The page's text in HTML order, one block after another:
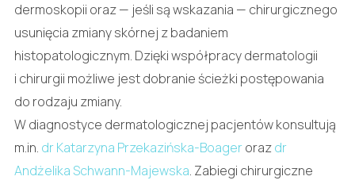
dermoskopii oraz — jeśli są wskazania — chirurgicznego
usunięcia zmiany skórnej z badaniem
histopatologicznym. Dzięki współpracy dermatologii
i chirurgii możliwe jest dobranie ścieżki postępowania
do rodzaju zmiany.
W diagnostyce dermatologicznej pacjentów konsultują
m.in. dr Katarzyna Przekazińska-Boagerorazdr
Andżelika Schwann-Majewska. Zabiegi chirurgiczne